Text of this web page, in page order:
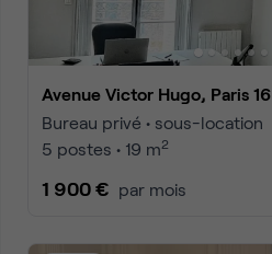
Avenue Victor Hugo, Paris 16
Bureau privé • sous-location
5 postes • 19 m2
1 900 € par mois